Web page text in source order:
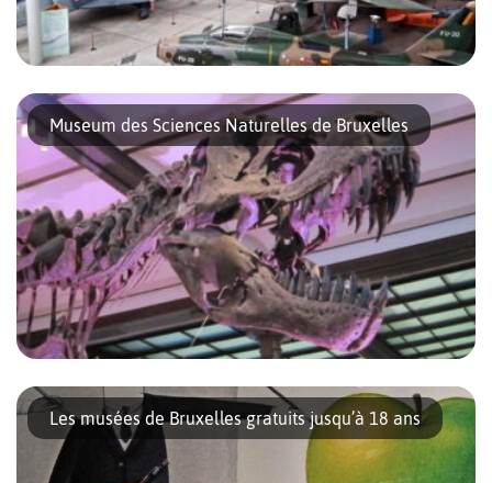
Quand on vous dit Musée de l’Armée et de l’Aviation de
Bruxelles, vous imaginez certainement un lieu austère. Pourtant,
une fois passées les premières salles d’exposition, vous vous
retrouverez dans […]
Museum des Sciences Naturelles de Bruxelles
Situé non loin des institutions européennes, le Museum des
sciences naturelles de Bruxelles surplombe le Parc Léopold. Ce
musée n’est pas seulement un endroit où l’on découvre les
anciennes espèces qui […]
Les musées de Bruxelles gratuits jusqu’à 18 ans